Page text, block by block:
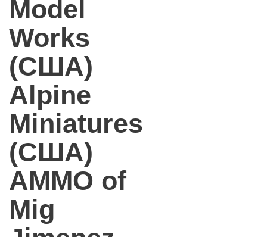
Model
Works
(США)
Alpine
Miniatures
(США)
AMMO of
Mig